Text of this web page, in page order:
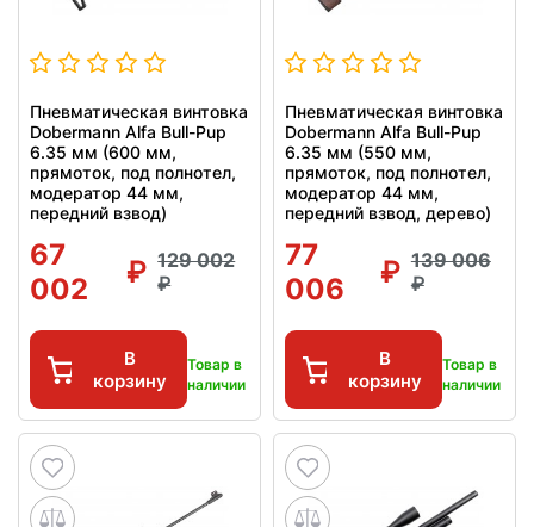
Пневматическая винтовка
Dobermann Alfa Bull-Pup
6.35 мм (600 мм,
прямоток, под полнотел,
модератор 44 мм,
передний взвод)
67
002
129 002
В
корзину
Товар в
наличии
Пневматическая винтовка
Dobermann Alfa Bull-Pup
6.35 мм (550 мм,
прямоток, под полнотел,
модератор 44 мм,
передний взвод, дерево)
77
006
139 006
В
корзину
Товар в
наличии